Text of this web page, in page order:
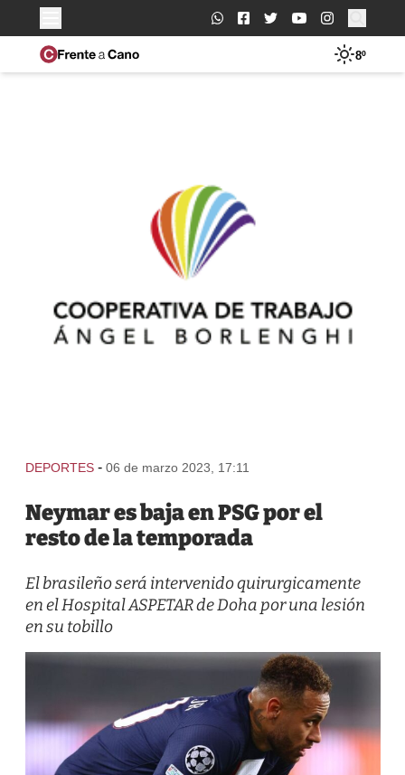
Buscar:
8º
DEPORTES - 06 de marzo 2023, 17:11
Neymar es baja en PSG por el
resto de la temporada
El brasileño será intervenido quirurgicamente
en el Hospital ASPETAR de Doha por una lesión
en su tobillo